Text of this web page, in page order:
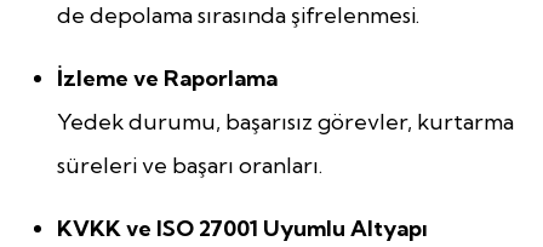
de depolama sırasında şifrelenmesi.
İzleme ve Raporlama
Yedek durumu, başarısız görevler, kurtarma
süreleri ve başarı oranları.
KVKK ve ISO 27001 Uyumlu Altyapı